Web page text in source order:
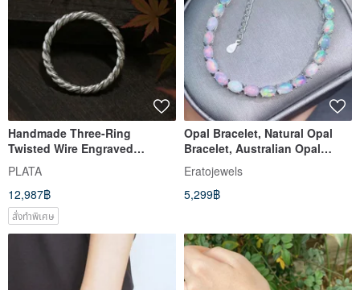
Handmade Three-Ring
Twisted Wire Engraved
Sterling Silver Bangle
PLATA
12,987฿
สั่งทำพิเศษ
Opal Bracelet, Natural Opal
Bracelet, Australian Opal
Handmade Bracelet, Fire Op
Eratojewels
5,299฿